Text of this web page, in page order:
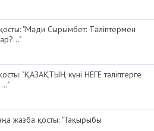
"Мәди Сырымбет: Тәліптермен
"ҚАЗАҚТЫҢ күні НЕГЕ тәліптерге
жазба қосты: "Тақырыбы